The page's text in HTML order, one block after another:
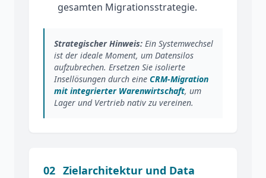
gesamten Migrationsstrategie.
Strategischer Hinweis: Ein Systemwechsel
ist der ideale Moment, um Datensilos
aufzubrechen. Ersetzen Sie isolierte
Insellösungen durch eine CRM-Migration
mit integrierter Warenwirtschaft, um
Lager und Vertrieb nativ zu vereinen.
02 Zielarchitektur und Data